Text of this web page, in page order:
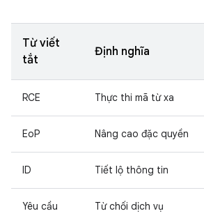
Từ viết
tắt
Định nghĩa
RCE Thực thi mã từ xa
EoP Nâng cao đặc quyền
ID Tiết lộ thông tin
Yêu cầu Từ chối dịch vụ